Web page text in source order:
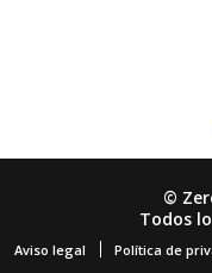
©
Todos
Aviso legal Política de